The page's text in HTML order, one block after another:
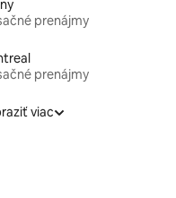
prenájmy
prenájmy
viac